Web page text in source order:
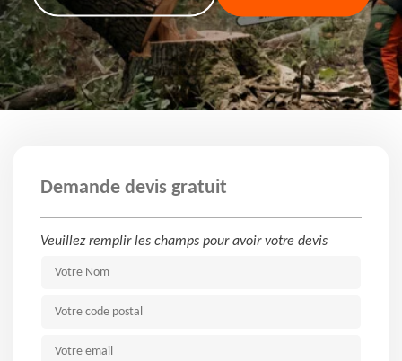
Demande devis gratuit
Veuillez remplir les champs pour avoir votre devis